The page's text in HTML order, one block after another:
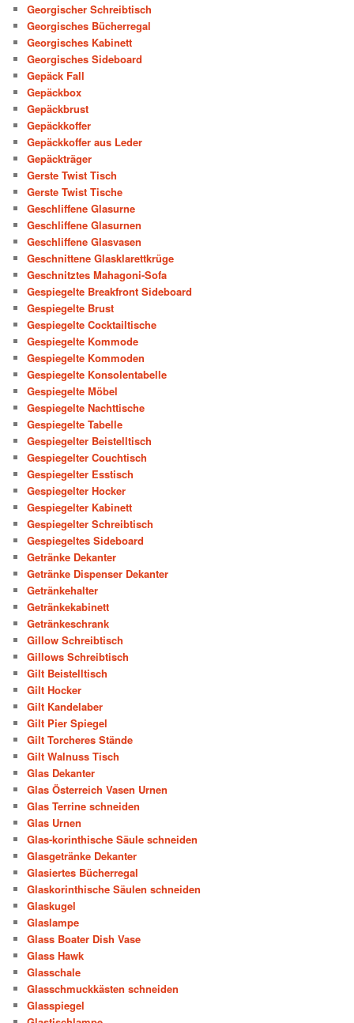
Georgischer Schreibtisch
Georgisches Bücherregal
Georgisches Kabinett
Georgisches Sideboard
Gepäck Fall
Gepäckbox
Gepäckbrust
Gepäckkoffer
Gepäckkoffer aus Leder
Gepäckträger
Gerste Twist Tisch
Gerste Twist Tische
Geschliffene Glasurne
Geschliffene Glasurnen
Geschliffene Glasvasen
Geschnittene Glasklarettkrüge
Geschnitztes Mahagoni-Sofa
Gespiegelte Breakfront Sideboard
Gespiegelte Brust
Gespiegelte Cocktailtische
Gespiegelte Kommode
Gespiegelte Kommoden
Gespiegelte Konsolentabelle
Gespiegelte Möbel
Gespiegelte Nachttische
Gespiegelte Tabelle
Gespiegelter Beistelltisch
Gespiegelter Couchtisch
Gespiegelter Esstisch
Gespiegelter Hocker
Gespiegelter Kabinett
Gespiegelter Schreibtisch
Gespiegeltes Sideboard
Getränke Dekanter
Getränke Dispenser Dekanter
Getränkehalter
Getränkekabinett
Getränkeschrank
Gillow Schreibtisch
Gillows Schreibtisch
Gilt Beistelltisch
Gilt Hocker
Gilt Kandelaber
Gilt Pier Spiegel
Gilt Torcheres Stände
Gilt Walnuss Tisch
Glas Dekanter
Glas Österreich Vasen Urnen
Glas Terrine schneiden
Glas Urnen
Glas-korinthische Säule schneiden
Glasgetränke Dekanter
Glasiertes Bücherregal
Glaskorinthische Säulen schneiden
Glaskugel
Glaslampe
Glass Boater Dish Vase
Glass Hawk
Glasschale
Glasschmuckkästen schneiden
Glasspiegel